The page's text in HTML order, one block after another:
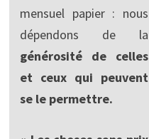
mensuel papier : nous
dépendons de la
générosité de celles
et ceux qui peuvent
se le permettre.